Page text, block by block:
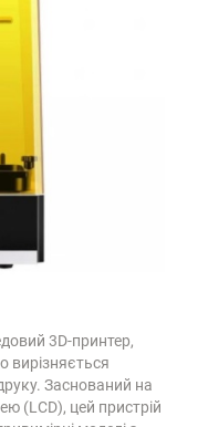
3D-принтер,
вирізняється
Заснований на
(LCD), цей пристрій